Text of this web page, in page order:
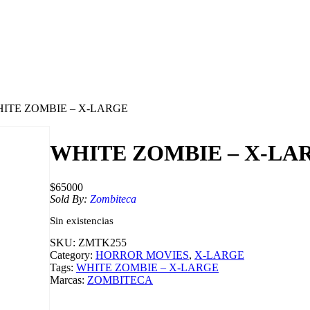
ZOMBIE – X-LARGE
WHITE ZOMBIE – X-
$65000
Sold By: Zombiteca
Sin existencias
SKU: ZMTK255
Category: HORROR MOVIES, X-LARGE
Tags: WHITE ZOMBIE – X-LARGE
Marcas: ZOMBITECA